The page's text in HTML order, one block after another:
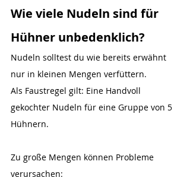
Wie viele Nudeln sind für
Hühner unbedenklich?
Nudeln solltest du wie bereits erwähnt
nur in kleinen Mengen verfüttern.
Als Faustregel gilt: Eine Handvoll
gekochter Nudeln für eine Gruppe von 5
Hühnern.
Zu große Mengen können Probleme
verursachen: